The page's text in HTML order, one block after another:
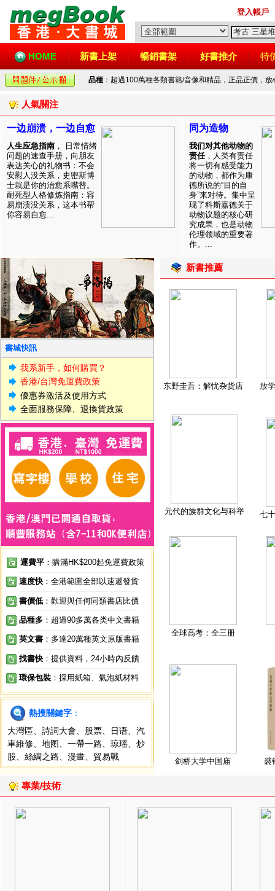
登入帳戶
HOME 新書上架 暢銷書架 好書推介 特
品種 ：超過100萬種各類書籍/音像和精品，正品正價，
人氣關注
一边崩溃，一边自愈
人生应急指南 ， 日常情绪
问题的速查手册，向朋友
表达关心的礼物书：不会
安慰人没关系，史密斯博
士就是你的治愈系嘴替。
耐死型人格修炼指南：容
易崩溃没关系，这本书帮
你容易自愈...
同为造物
我们对其他动物的
责任，人类有责任
将一切有感受能力
的动物，都作为康
德所说的“目的自
身”来对待。集中呈
现了科斯嘉德关于
动物议题的核心研
究成果，也是动物
伦理领域的重要著
作。...
書城快訊
我系新手，如何購買？
香港/台灣免運費政策
優惠券激活及使用方式
全面服務保障、退換貨政策
運費平 ：購滿HK$200起免運費政策
速度快 ：全港範圍全部以速遞發貨
書價低 ：歡迎與任何同類書店比價
品種多 ：超過90多萬各类中文書籍
英文書 ：多達20萬種英文原版書籍
找書快 ：提供資料，24小時內反饋
環保包裝 ：採用紙箱、氣泡紙材料
熱搜關鍵字 ：
大灣區
詩詞大會 股票 日语
汽
車維修
地图 一帶一路 琼瑶
炒
股
絲綢之路 漫畫 貿易戰
新書推薦
东野圭吾：解忧杂货店 放
元代的族群文化与科举 七
全球高考：全三册
剑桥大学中国庙 裘
專業/技術